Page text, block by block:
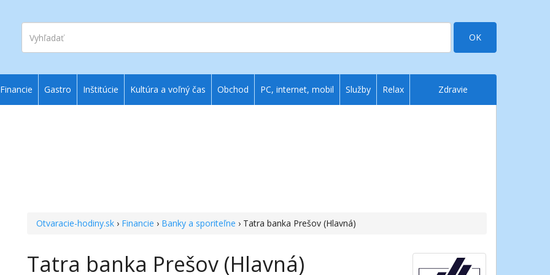
Vyhľadať
OK
Otvaracie-hodiny.sk › Financie › Banky a sporiteľne › Tatra banka Prešov (Hlavná)
Tatra banka Prešov (Hlavná)
Financie Gastro Inštitúcie Kultúra a voľný čas Obchod PC, internet, mobil Služby Relax Zdravie